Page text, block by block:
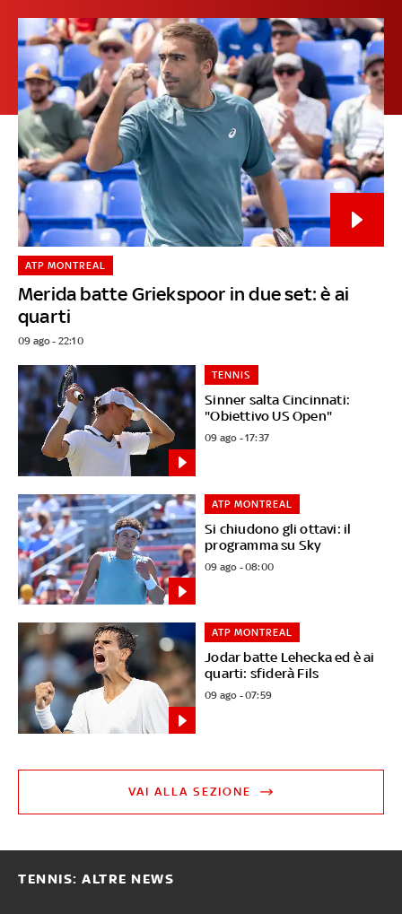
Merida batte Griekspoor in due set: è ai
quarti
ATP MONTREAL
09 ago - 22:10
Sinner salta Cincinnati:
"Obiettivo US Open"
TENNIS
09 ago - 17:37
Si chiudono gli ottavi: il
programma su Sky
ATP MONTREAL
09 ago - 08:00
Jodar batte Lehecka ed è ai
quarti: sfiderà Fils
ATP MONTREAL
09 ago - 07:59
VAI ALLA SEZIONE
TENNIS: ALTRE NEWS